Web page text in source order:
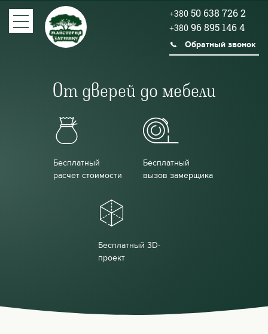
+380 50 638 726 2
+380 96 895 146 4
Обратный звонок
От дверей до мебели
Бесплатный
расчет стоимости
Бесплатный
вызов замерщика
Бесплатный 3D-
проект